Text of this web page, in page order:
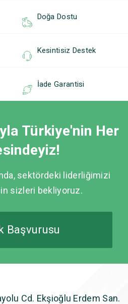
Doğa Dostu
Kesintisiz Destek
İade Garantisi
Türkiye'nin Her
sektördeki liderliğimizi
sizleri bekliyoruz.
Başvurusu
Cd. Ekşioğlu Erdem San.